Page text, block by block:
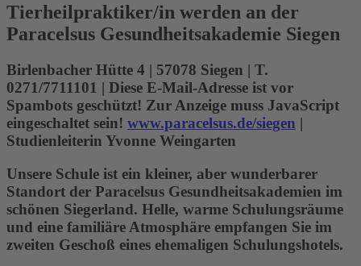
Tierheilpraktiker/in werden an der
Paracelsus Gesundheitsakademie Siegen
Birlenbacher Hütte 4 | 57078 Siegen | T.
0271/7711101 | Diese E-Mail-Adresse ist vor
Spambots geschützt! Zur Anzeige muss JavaScript
eingeschaltet sein! www.paracelsus.de/siegen |
Studienleiterin Yvonne Weingarten
Unsere Schule ist ein kleiner, aber wunderbarer
Standort der Paracelsus Gesundheitsakademien im
schönen Siegerland. Helle, warme Schulungsräume
und eine familiäre Atmosphäre empfangen Sie im
zweiten Geschoß eines ehemaligen Schulungshotels.